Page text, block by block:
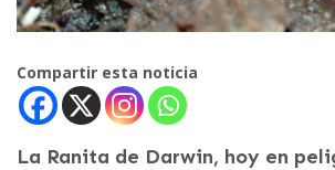
Compartir esta noticia
La Ranita de Darwin, hoy en